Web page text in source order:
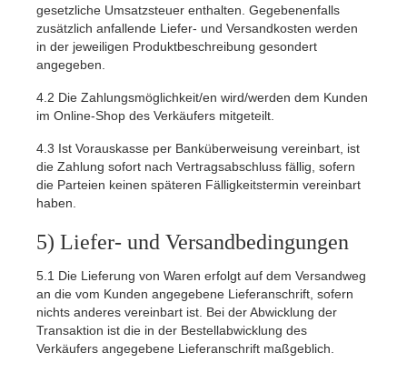
gesetzliche Umsatzsteuer enthalten. Gegebenenfalls
zusätzlich anfallende Liefer- und Versandkosten werden
in der jeweiligen Produktbeschreibung gesondert
angegeben.
4.2 Die Zahlungsmöglichkeit/en wird/werden dem Kunden
im Online-Shop des Verkäufers mitgeteilt.
4.3 Ist Vorauskasse per Banküberweisung vereinbart, ist
die Zahlung sofort nach Vertragsabschluss fällig, sofern
die Parteien keinen späteren Fälligkeitstermin vereinbart
haben.
5) Liefer- und Versandbedingungen
5.1 Die Lieferung von Waren erfolgt auf dem Versandweg
an die vom Kunden angegebene Lieferanschrift, sofern
nichts anderes vereinbart ist. Bei der Abwicklung der
Transaktion ist die in der Bestellabwicklung des
Verkäufers angegebene Lieferanschrift maßgeblich.